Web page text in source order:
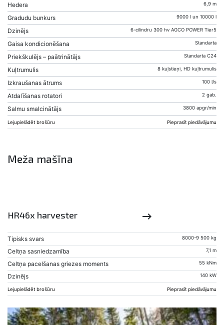
Hedera 6,9 m
Gradudu bunkurs 9000 l un 10000 l
Dzinējs 6-cilindru 300 hv AGCO POWER Tier5
Gaisa kondicionēšana Standarta
Priekškulējs – paātrinātājs Standarta C24
Kuļtrumulis 8 kuļstieņi, HD kuļtrumulis
Izkraušanas ātrums 100 l/s
Atdalīšanas rotatori 2 gab.
Salmu smalcinātājs 3800 apgr/min
Lejupielādēt brošūru Pieprasīt piedāvājumu
Meža mašīna
HR46x harvester keyboard_backspace
Tipisks svars 8000-9 500 kg
Celtņa sasniedzamība 7,1 m
Celtņa pacelšanas griezes moments 55 kNm
Dzinējs 140 kW
Lejupielādēt brošūru Pieprasīt piedāvājumu